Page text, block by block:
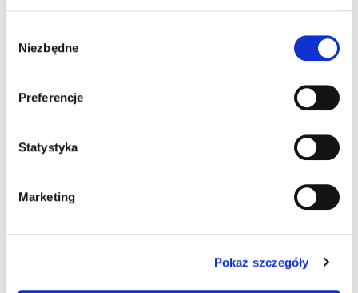
zgody
Niezbędne
Preferencje
Statystyka
Marketing
Pokaż szczegóły